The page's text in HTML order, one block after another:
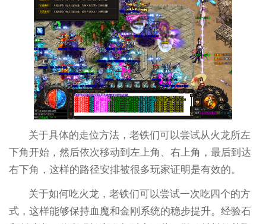
关于具体的走位方法，老铁们可以尝试从火龙所左
下角开始，然后依次移动到左上角、右上角，最后到达
右下角，这样的路径安排被很多玩家证明是有效的。
关于如何吃火龙，老铁们可以尝试一次吃四个的方
式，这样能够保持血魔和金刚系统的稳步提升。经验石